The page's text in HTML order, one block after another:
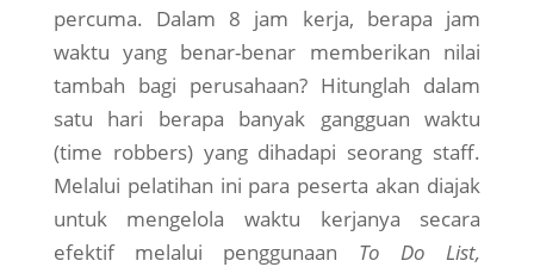
percuma. Dalam 8 jam kerja, berapa jam
waktu yang benar-benar memberikan nilai
tambah bagi perusahaan? Hitunglah dalam
satu hari berapa banyak gangguan waktu
(time robbers) yang dihadapi seorang staff.
Melalui pelatihan ini para peserta akan diajak
untuk mengelola waktu kerjanya secara
efektif melalui penggunaan To Do List,